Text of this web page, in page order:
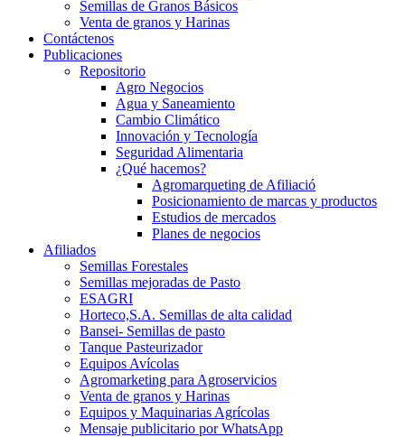
Semillas de Granos Básicos
Venta de granos y Harinas
Contáctenos
Publicaciones
Repositorio
Agro Negocios
Agua y Saneamiento
Cambio Climático
Innovación y Tecnología
Seguridad Alimentaria
¿Qué hacemos?
Agromarqueting de Afiliació
Posicionamiento de marcas y productos
Estudios de mercados
Planes de negocios
Afiliados
Semillas Forestales
Semillas mejoradas de Pasto
ESAGRI
Horteco,S.A. Semillas de alta calidad
Bansei- Semillas de pasto
Tanque Pasteurizador
Equipos Avícolas
Agromarketing para Agroservicios
Venta de granos y Harinas
Equipos y Maquinarias Agrícolas
Mensaje publicitario por WhatsApp